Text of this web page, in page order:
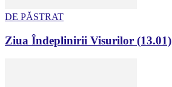
DE PĂSTRAT
Ziua Îndeplinirii Visurilor (13.01)